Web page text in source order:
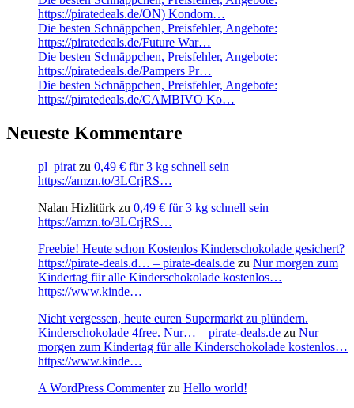
https://piratedeals.de/ON) Kondom…
Die besten Schnäppchen, Preisfehler, Angebote:
https://piratedeals.de/Future War…
Die besten Schnäppchen, Preisfehler, Angebote:
https://piratedeals.de/Pampers Pr…
Die besten Schnäppchen, Preisfehler, Angebote:
https://piratedeals.de/CAMBIVO Ko…
Neueste Kommentare
pl_pirat zu 0,49 € für 3 kg schnell sein
https://amzn.to/3LCrjRS…
Nalan Hizlitürk zu 0,49 € für 3 kg schnell sein
https://amzn.to/3LCrjRS…
Freebie! Heute schon Kostenlos Kinderschokolade gesichert?
https://pirate-deals.d… – pirate-deals.de zu Nur morgen zum
Kindertag für alle Kinderschokolade kostenlos…
https://www.kinde…
Nicht vergessen, heute euren Supermarkt zu plündern.
Kinderschokolade 4free. Nur… – pirate-deals.de zu Nur
morgen zum Kindertag für alle Kinderschokolade kostenlos…
https://www.kinde…
A WordPress Commenterzu Hello world!